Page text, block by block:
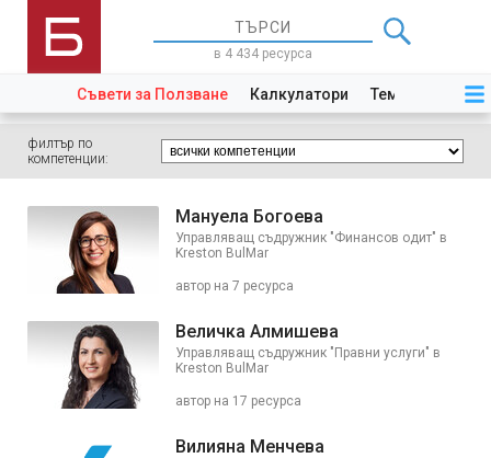
в 4 434 ресурса
Съвети за Ползване Калкулатори Теми Закони
филтър по
компетенции:
Мануела Богоева
Управляващ съдружник "Финансов одит" в
Kreston BulMar
автор на 7 ресурса
Величка Алмишева
Управляващ съдружник "Правни услуги" в
Kreston BulMar
автор на 17 ресурса
Вилияна Менчева